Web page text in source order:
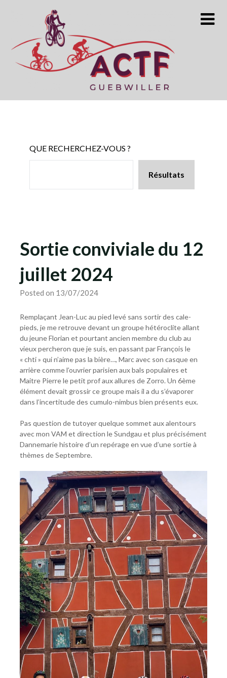
QUE RECHERCHEZ-VOUS ?
Résultats
Sortie conviviale du 12
juillet 2024
Posted on 13/07/2024
Remplaçant Jean-Luc au pied levé sans sortir des cale-
pieds, je me retrouve devant un groupe hétéroclite allant
du jeune Florian et pourtant ancien membre du club au
vieux percheron que je suis, en passant par François le
« chti » qui n’aime pas la bière…, Marc avec son casque en
arrière comme l’ouvrier parisien aux bals populaires et
Maitre Pierre le petit prof aux allures de Zorro. Un 6ème
élément devait grossir ce groupe mais il a du s’évaporer
dans l’incertitude des cumulo-nimbus bien présents eux.
Pas question de tutoyer quelque sommet aux alentours
avec mon VAM et direction le Sundgau et plus précisément
Dannemarie histoire d’un repérage en vue d’une sortie à
thèmes de Septembre.